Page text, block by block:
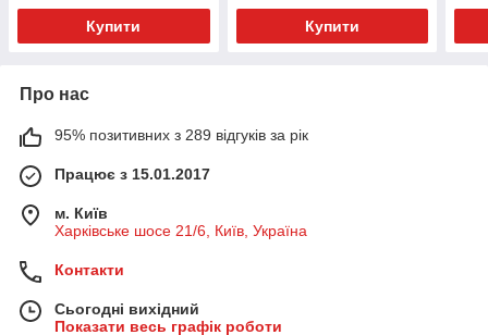
Купити Купити
Про нас
95% позитивних з 289 відгуків за рік
Працює з 15.01.2017
м. Київ
Харківське шосе 21/6, Київ, Україна
Контакти
Сьогодні вихідний
Показати весь графік роботи